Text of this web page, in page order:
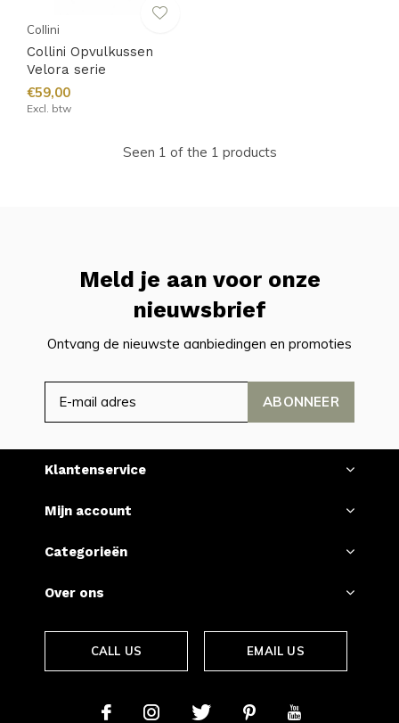
Collini
Collini Opvulkussen
Velora serie
€59,00
Excl. btw
Seen 1 of the 1 products
Meld je aan voor onze
nieuwsbrief
Ontvang de nieuwste aanbiedingen en promoties
ABONNEER
Klantenservice
Mijn account
Categorieën
Over ons
CALL US EMAIL US